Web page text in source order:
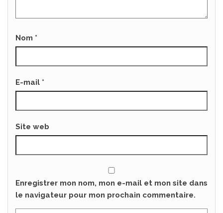
Nom *
E-mail *
Site web
Enregistrer mon nom, mon e-mail et mon site dans
le navigateur pour mon prochain commentaire.